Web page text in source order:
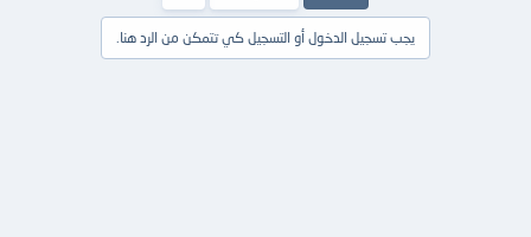
يجب تسجيل الدخول أو التسجيل كي تتمكن من الرد هنا.